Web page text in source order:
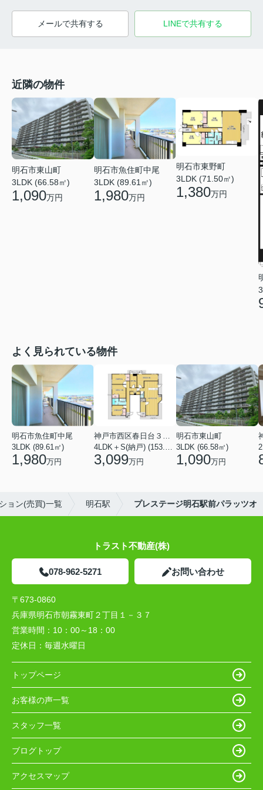
メールで共有する LINEで共有する
近隣の物件
明石市東山町
3LDK (66.58㎡)
1,090万円
明石市魚住町中尾
3LDK (89.61㎡)
1,980万円
明石市東野町
3LDK (71.50㎡)
1,380万円
よく見られている物件
明石市魚住町中尾
3LDK (89.61㎡)
1,980万円
神戸市西区春日台３丁目
4LDK＋S(納戸) (153.86㎡)
3,099万円
明石市東山町
3LDK (66.58㎡)
1,090万円
ョン(売買)一覧 明石駅 プレステージ明石駅前パラッツオ
トラスト不動産(株)
078-962-5271 お問い合わせ
〒673-0860
兵庫県明石市朝霧東町２丁目１－３７
営業時間： 10：00～18：00
定休日： 毎週水曜日
トップページ
お客様の声一覧
スタッフ一覧
ブログトップ
アクセスマップ